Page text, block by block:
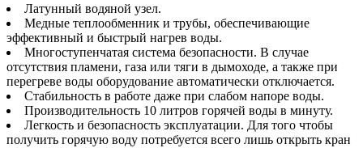
Латунный водяной узел.
Медные теплообменник и трубы, обеспечивающие
эффективный и быстрый нагрев воды.
Многоступенчатая система безопасности. В случае
отсутствия пламени, газа или тяги в дымоходе, а также при
перегреве воды оборудование автоматически отключается.
Стабильность в работе даже при слабом напоре воды.
Производительность 10 литров горячей воды в минуту.
Легкость и безопасность эксплуатации. Для того чтобы
получить горячую воду потребуется всего лишь открыть кран